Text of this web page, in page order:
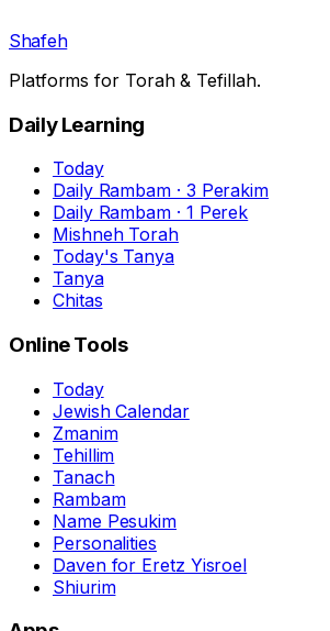
Shafeh
Platforms for Torah & Tefillah.
Daily Learning
Today
Daily Rambam · 3 Perakim
Daily Rambam · 1 Perek
Mishneh Torah
Today's Tanya
Tanya
Chitas
Online Tools
Today
Jewish Calendar
Zmanim
Tehillim
Tanach
Rambam
Name Pesukim
Personalities
Daven for Eretz Yisroel
Shiurim